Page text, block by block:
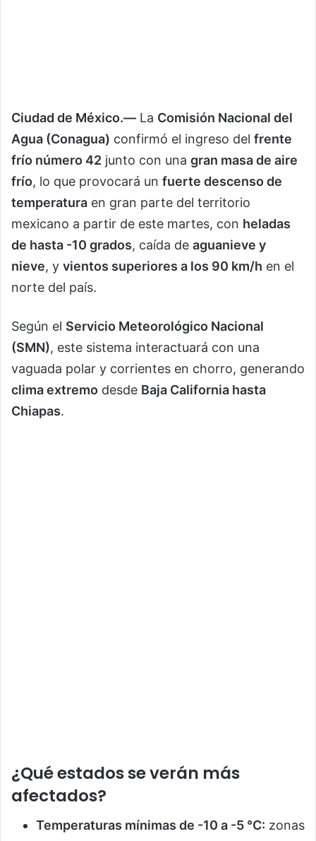
Ciudad de México.— La Comisión Nacional del
Agua (Conagua) confirmó el ingreso del frente
frío número 42 junto con una gran masa de aire
frío, lo que provocará un fuerte descenso de
temperatura en gran parte del territorio
mexicano a partir de este martes, con heladas
de hasta -10 grados, caída de aguanieve y
nieve, y vientos superiores a los 90 km/h en el
norte del país.
Según el Servicio Meteorológico Nacional
(SMN), este sistema interactuará con una
vaguada polar y corrientes en chorro, generando
clima extremo desde Baja California hasta
Chiapas.
¿Qué estados se verán más
afectados?
Temperaturas mínimas de -10 a -5 °C: zonas